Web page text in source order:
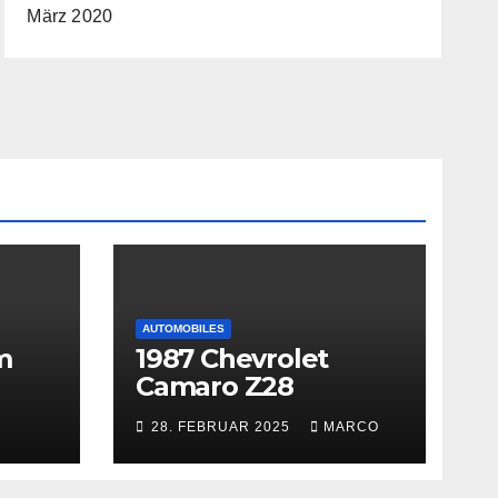
März 2020
AUTOMOBILES
1987 Chevrolet
Camaro Z28
28. FEBRUAR 2025 MARCO